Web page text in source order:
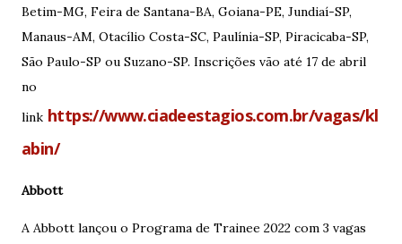
Betim-MG, Feira de Santana-BA, Goiana-PE, Jundiaí-SP,
Manaus-AM, Otacílio Costa-SC, Paulínia-SP, Piracicaba-SP,
São Paulo-SP ou Suzano-SP. Inscrições vão até 17 de abril
no
link https://www.ciadeestagios.com.br/vagas/kl
abin/
Abbott
A Abbott lançou o Programa de Trainee 2022 com 3 vagas